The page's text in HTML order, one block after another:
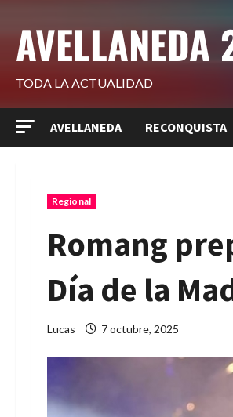
contenido
AVELLANEDA
TODA LA ACTUALIDAD
AVELLANEDA RECONQUISTA
Regional
Romang
Día de la
Lucas 7 octubre, 2025